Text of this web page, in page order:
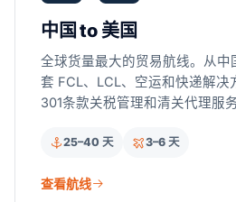
中国 to 美国
全球货量最大的贸易航线。从中
套 FCL、LCL、空运和快递解
301条款关税管理和清关代理服务
25–40 天 3–6 天
查看航线